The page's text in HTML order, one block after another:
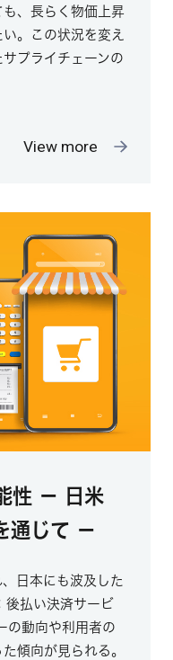
、長らく物価上昇
。この状況を変え
プライチェーンの
View more
性 － 日米
通じて －
日本にも波及した
払い決済サービ
の動向や利用者の
傾向が見られる。